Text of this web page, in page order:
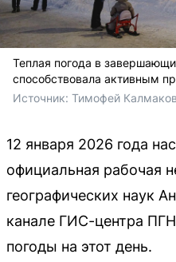
Теплая погода в
способствовала активным
Источник: Тимофей
12 января 2026 года
официальная рабочая
географических наук
канале ГИС-центра
погоды на этот день.